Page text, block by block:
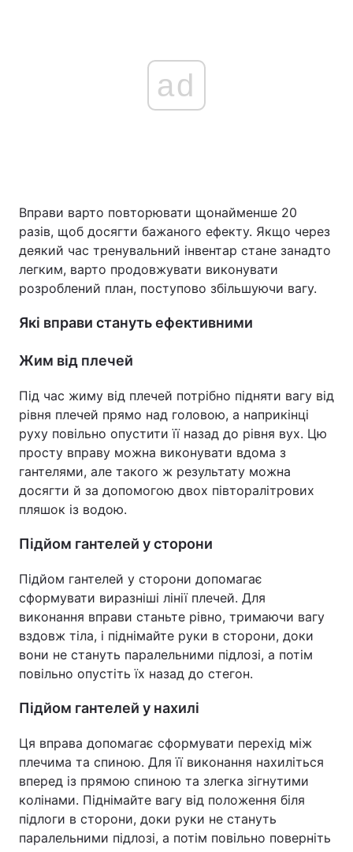
ad
Вправи варто повторювати щонайменше 20
разів, щоб досягти бажаного ефекту. Якщо через
деякий час тренувальний інвентар стане занадто
легким, варто продовжувати виконувати
розроблений план, поступово збільшуючи вагу.
Які вправи стануть ефективними
Жим від плечей
Під час жиму від плечей потрібно підняти вагу від
рівня плечей прямо над головою, а наприкінці
руху повільно опустити її назад до рівня вух. Цю
просту вправу можна виконувати вдома з
гантелями, але такого ж результату можна
досягти й за допомогою двох півторалітрових
пляшок із водою.
Підйом гантелей у сторони
Підйом гантелей у сторони допомагає
сформувати виразніші лінії плечей. Для
виконання вправи станьте рівно, тримаючи вагу
вздовж тіла, і піднімайте руки в сторони, доки
вони не стануть паралельними підлозі, а потім
повільно опустіть їх назад до стегон.
Підйом гантелей у нахилі
Ця вправа допомагає сформувати перехід між
плечима та спиною. Для її виконання нахиліться
вперед із прямою спиною та злегка зігнутими
колінами. Піднімайте вагу від положення біля
підлоги в сторони, доки руки не стануть
паралельними підлозі, а потім повільно поверніть